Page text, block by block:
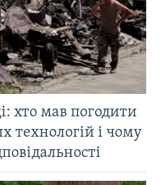
хто мав погодити
технологій і чому